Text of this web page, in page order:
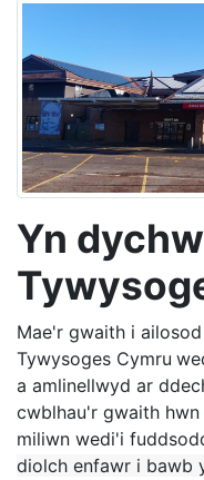
Yn
Mae'r gwaith i
Tywysoges Cymru
a amlinellwyd ar
cwblhau'r gwaith
miliwn wedi'i
diolch enfawr i bawb